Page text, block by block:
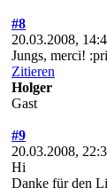
#8
20.03.2008,
Jungs, merci!
Zitieren
Holger
Gast
#9
20.03.2008,
Hi
Danke für den